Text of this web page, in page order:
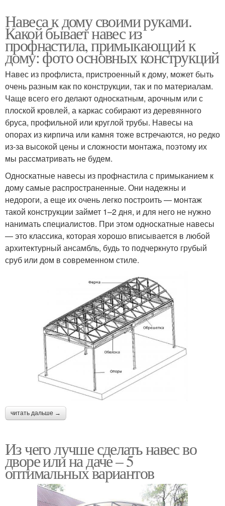
Навеса к дому своими руками.
Какой бывает навес из
профнастила, примыкающий к
дому: фото основных конструкций
Навес из профлиста, пристроенный к дому, может быть
очень разным как по конструкции, так и по материалам.
Чаще всего его делают односкатным, арочным или с
плоской кровлей, а каркас собирают из деревянного
бруса, профильной или круглой трубы. Навесы на
опорах из кирпича или камня тоже встречаются, но редко
из-за высокой цены и сложности монтажа, поэтому их
мы рассматривать не будем.
Односкатные навесы из профнастила с примыканием к
дому самые распространенные. Они надежны и
недороги, а еще их очень легко построить — монтаж
такой конструкции займет 1–2 дня, и для него не нужно
нанимать специалистов. При этом односкатные навесы
— это классика, которая хорошо вписывается в любой
архитектурный ансамбль, будь то подчеркнуто грубый
сруб или дом в современном стиле.
читать дальше →
Из чего лучше сделать навес во
дворе или на даче – 5
оптимальных вариантов